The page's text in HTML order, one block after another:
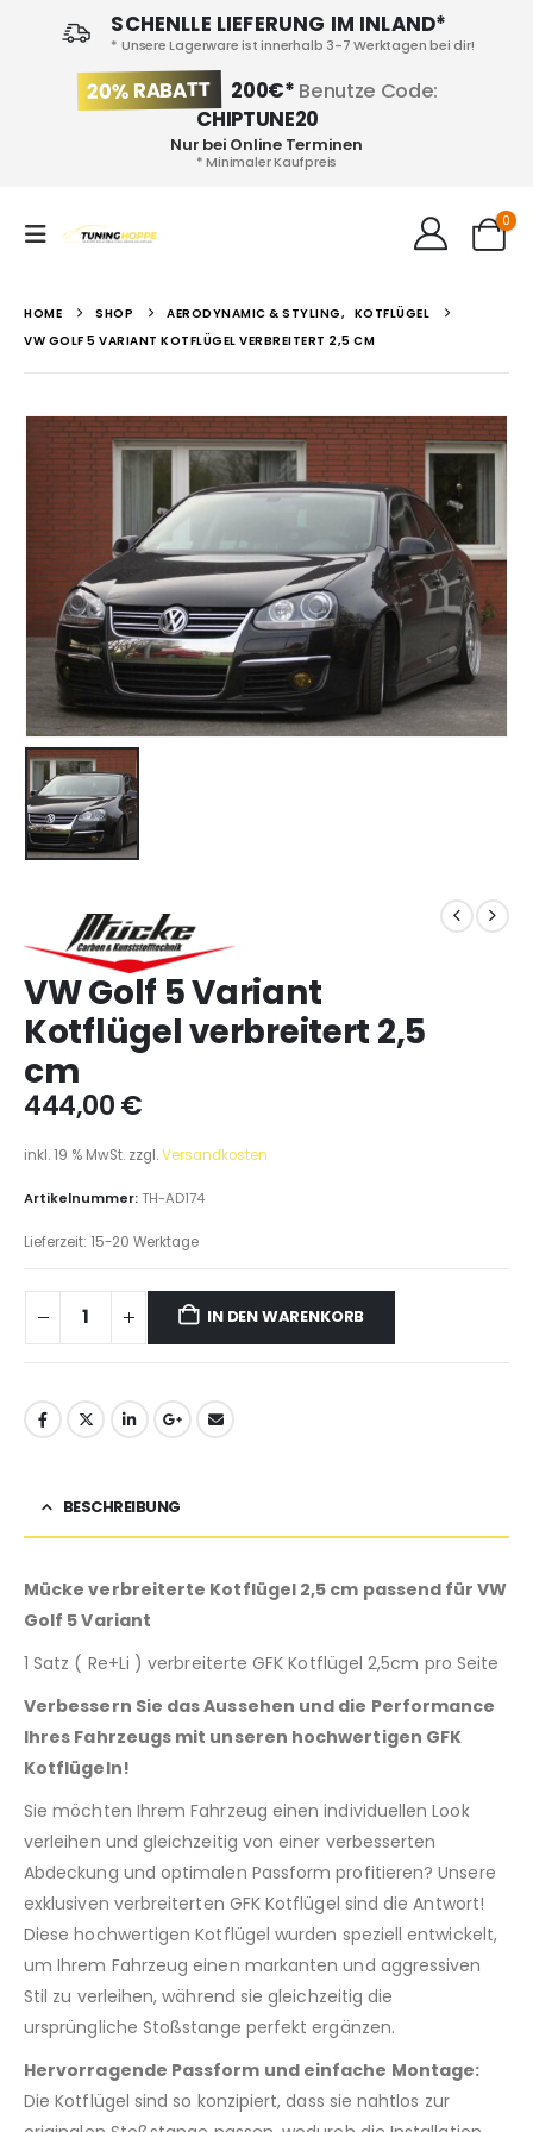
SCHENLLE LIEFERUNG IM INLAND*
* Unsere Lagerware ist innerhalb 3-7 Werktagen bei dir!
20% RABATT 200€* Benutze Code:
CHIPTUNE20
Nur bei Online Terminen
* Minimaler Kaufpreis
0
HOME SHOP AERODYNAMIC & STYLING, KOTFLÜGEL
VW GOLF 5 VARIANT KOTFLÜGEL VERBREITERT 2,5 CM
VW Golf 5 Variant
Kotflügel verbreitert 2,5
cm
444,00€
inkl. 19 % MwSt. zzgl.Versandkosten
Artikelnummer:TH-AD174
Lieferzeit: 15-20 Werktage
IN DEN WARENKORB
BESCHREIBUNG
Mücke verbreiterte Kotflügel 2,5 cm passend für VW
Golf 5 Variant
1 Satz ( Re+Li ) verbreiterte GFK Kotflügel 2,5cm pro Seite
Verbessern Sie das Aussehen und die Performance
Ihres Fahrzeugs mit unseren hochwertigen GFK
Kotflügeln!
Sie möchten Ihrem Fahrzeug einen individuellen Look
verleihen und gleichzeitig von einer verbesserten
Abdeckung und optimalen Passform profitieren? Unsere
exklusiven verbreiterten GFK Kotflügel sind die Antwort!
Diese hochwertigen Kotflügel wurden speziell entwickelt,
um Ihrem Fahrzeug einen markanten und aggressiven
Stil zu verleihen, während sie gleichzeitig die
ursprüngliche Stoßstange perfekt ergänzen.
Hervorragende Passform und einfache Montage:
Die Kotflügel sind so konzipiert, dass sie nahtlos zur